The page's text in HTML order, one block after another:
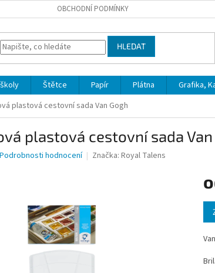
OBCHODNÍ PODMÍNKY
HLEDAT
Štětce Papír Plátna Grafika,
plastová cestovní sada Van Gogh
plastová cestovní sada Van
Podrobnosti hodnocení Značka: Royal Talens